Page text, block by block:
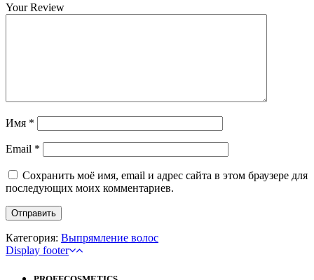
Your Review
Имя *
Email *
Сохранить моё имя, email и адрес сайта в этом браузере для
последующих моих комментариев.
Категория: Выпрямление волос
Display footer